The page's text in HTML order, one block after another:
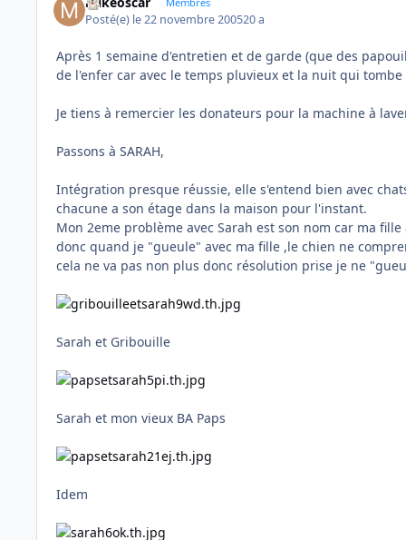
Posté(e) le 22 novembre 200520 a
Après 1 semaine d'entretien et de garde (que des
de l'enfer car avec le temps pluvieux et la nuit qui
Je tiens à remercier les donateurs pour la machine à
Passons à SARAH,
Intégration presque réussie, elle s'entend bien avec
chacune a son étage dans la maison pour l'instant.
Mon 2eme problème avec Sarah est son nom car ma fille
donc quand je "gueule" avec ma fille ,le chien ne
cela ne va pas non plus donc résolution prise je ne
Sarah et Gribouille
Sarah et mon vieux BA Paps
Idem